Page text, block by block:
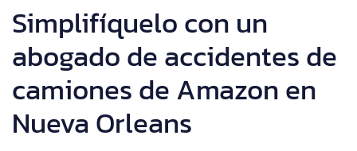
Simplifíquelo con un
abogado de accidentes de
camiones de Amazon en
Nueva Orleans